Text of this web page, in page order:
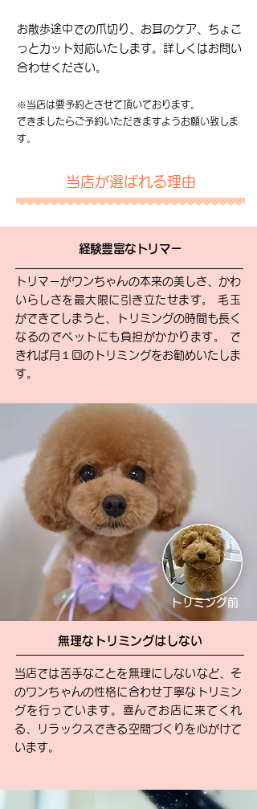
お散歩途中での爪切り、お耳のケア、ちょこ
っとカット対応いたします。詳しくはお問い
合わせください。​
​※当店は要予約とさせて頂いております。
できましたらご予約いただきますようお願い致しま
す。
当店が選ばれる理由
経験豊富なトリマー
トリマーがワンちゃんの本来の美しさ、かわ
いらしさを最大限に引き立たせます。 毛玉
ができてしまうと、トリミングの時間も長く
なるのでペットにも負担がかかります。 で
きれば月１回のトリミングをお勧めいたしま
す。
トリミング前
無理なトリミングはしない
当店では苦手なことを無理にしないなど、そ
のワンちゃんの性格に合わせ丁寧なトリミン
グを行っています。喜んでお店に来てくれ
る、リラックスできる空間づくりを心がけて
います。